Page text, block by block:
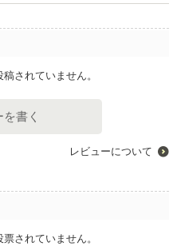
されていません。
書く
レビューについて
されていません。